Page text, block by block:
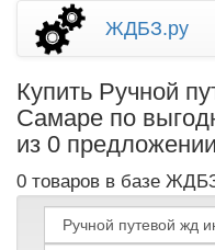
ЖДБЗ.ру
Купить Ручной
Самаре по
из 0
0 товаров в базе